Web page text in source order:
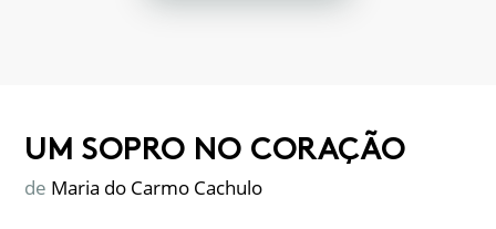
UM SOPRO NO CORAÇÃO
de Maria do Carmo Cachulo